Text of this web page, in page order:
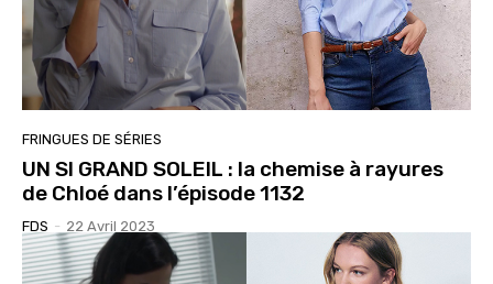
FRINGUES DE SÉRIES
UN SI GRAND SOLEIL : la chemise à rayures
de Chloé dans l’épisode 1132
FDS - 22 Avril 2023